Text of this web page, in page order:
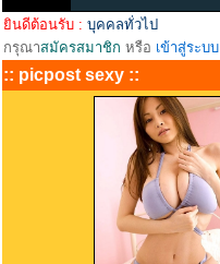
ยินดีต้อนรับ : บุคคลทั่วไป
กรุณาสมัครสมาชิก หรือ เข้าสู่ระบบ
:: picpost sexy ::